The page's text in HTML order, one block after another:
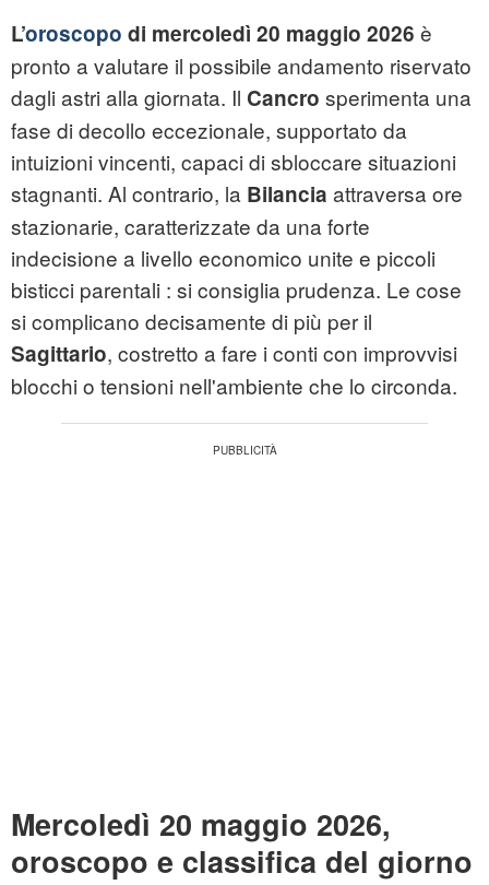
L’oroscopo di mercoledì 20 maggio 2026 è
pronto a valutare il possibile andamento riservato
dagli astri alla giornata. Il Cancro sperimenta una
fase di decollo eccezionale, supportato da
intuizioni vincenti, capaci di sbloccare situazioni
stagnanti. Al contrario, la Bilancia attraversa ore
stazionarie, caratterizzate da una forte
indecisione a livello economico unite e piccoli
bisticci parentali : si consiglia prudenza. Le cose
si complicano decisamente di più per il
Sagittario, costretto a fare i conti con improvvisi
blocchi o tensioni nell'ambiente che lo circonda.
Mercoledì 20 maggio 2026,
oroscopo e classifica del giorno